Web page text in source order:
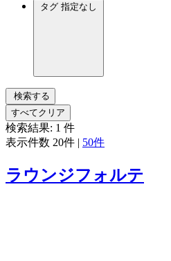
タグ 指定なし
検索する
すべてクリア
検索結果: 1 件
表示件数 20件 | 50件
ラウンジフォルテ